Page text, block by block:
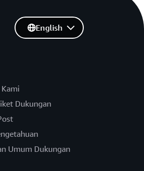
Dukungan
Umum Dukungan
English